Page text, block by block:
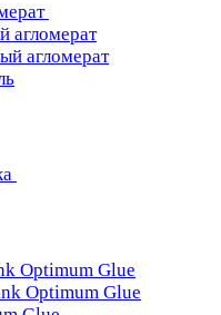
агломерат
агломерат
Optimum Glue
Optimum Glue